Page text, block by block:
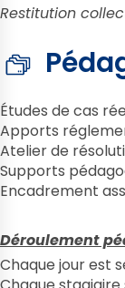
Restitution
Études de cas
Apports
Atelier de
Supports
Encadrement
Déroulement
Chaque jour est